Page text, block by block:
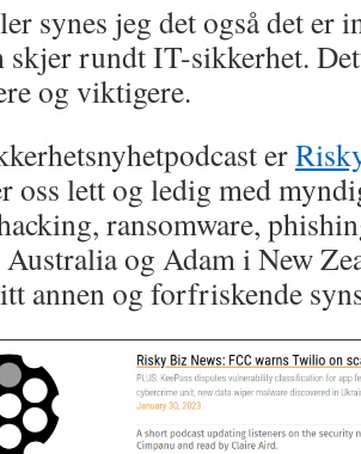
synes jeg det også det er
skjer rundt IT-sikkerhet.
og viktigere.
er
oss lett og ledig med
ransomware,
og Adam i New
annen og forfriskende